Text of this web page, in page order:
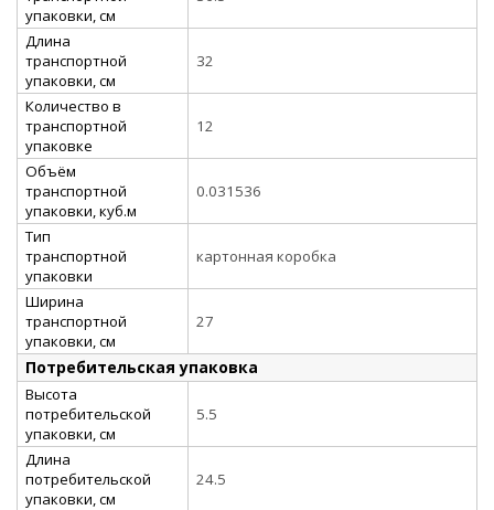
упаковки, см
Длина
транспортной
упаковки, см
32
Количество в
транспортной
упаковке
12
Объём
транспортной
упаковки, куб.м
0.031536
Тип
транспортной
упаковки
картонная коробка
Ширина
транспортной
упаковки, см
27
Потребительская упаковка
Высота
потребительской
упаковки, см
5.5
Длина
потребительской
упаковки, см
24.5